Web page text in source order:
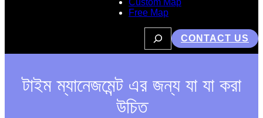
Free Map
a
CONTACT US
টাইম ম্যানেজমেন্ট এর জন্য যা যা করা
উচিত